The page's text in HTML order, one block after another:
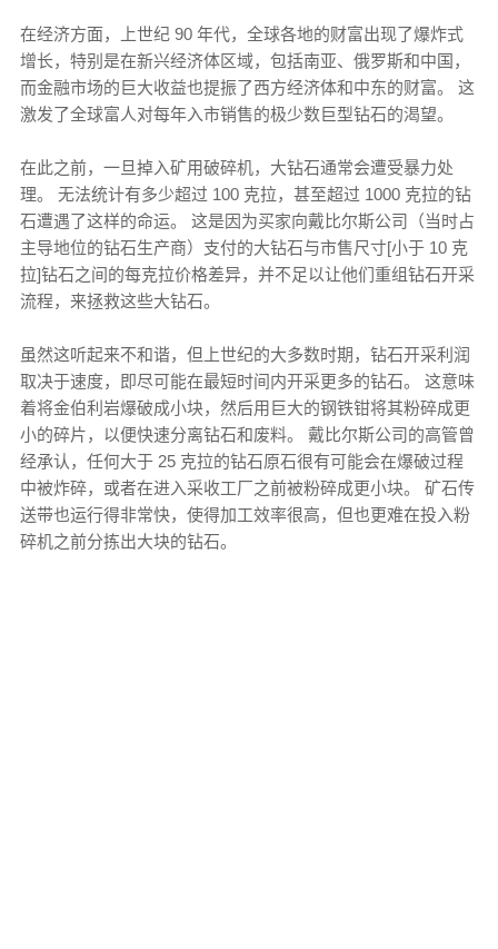
在经济方面，上世纪 90 年代，全球各地的财富出现了爆炸式
增长，特别是在新兴经济体区域，包括南亚、俄罗斯和中国，
而金融市场的巨大收益也提振了西方经济体和中东的财富。 这
激发了全球富人对每年入市销售的极少数巨型钻石的渴望。
在此之前，一旦掉入矿用破碎机，大钻石通常会遭受暴力处
理。 无法统计有多少超过 100 克拉，甚至超过 1000 克拉的钻
石遭遇了这样的命运。 这是因为买家向戴比尔斯公司（当时占
主导地位的钻石生产商）支付的大钻石与市售尺寸[小于 10 克
拉]钻石之间的每克拉价格差异，并不足以让他们重组钻石开采
流程，来拯救这些大钻石。
虽然这听起来不和谐，但上世纪的大多数时期，钻石开采利润
取决于速度，即尽可能在最短时间内开采更多的钻石。 这意味
着将金伯利岩爆破成小块，然后用巨大的钢铁钳将其粉碎成更
小的碎片，以便快速分离钻石和废料。 戴比尔斯公司的高管曾
经承认，任何大于 25 克拉的钻石原石很有可能会在爆破过程
中被炸碎，或者在进入采收工厂之前被粉碎成更小块。 矿石传
送带也运行得非常快，使得加工效率很高，但也更难在投入粉
碎机之前分拣出大块的钻石。